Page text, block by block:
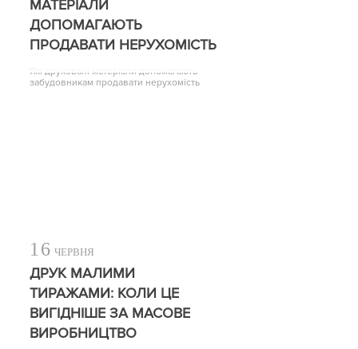
МАТЕРІАЛИ
ДОПОМАГАЮТЬ
ПРОДАВАТИ НЕРУХОМІСТЬ
Які друковані матеріали допомагають
забудовникам продавати нерухомість
16 ЧЕРВНЯ
ДРУК МАЛИМИ
ТИРАЖАМИ: КОЛИ ЦЕ
ВИГІДНІШЕ ЗА МАСОВЕ
ВИРОБНИЦТВО